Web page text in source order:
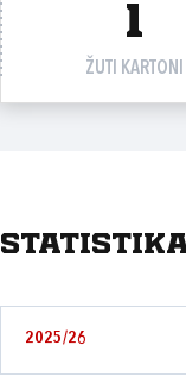
1
ŽUTI KARTONI
Statistika
2025/26